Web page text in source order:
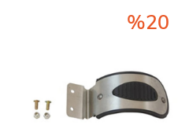
%20